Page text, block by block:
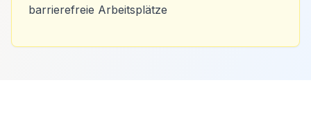
barrierefreie Arbeitsplätze